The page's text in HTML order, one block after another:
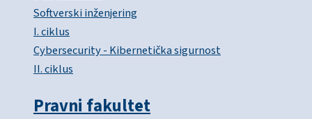
Softverski inženjering
I. ciklus
Cybersecurity - Kibernetička sigurnost
II. ciklus
Pravni fakultet